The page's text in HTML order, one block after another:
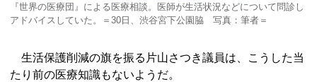
『世界の医療団』による医療相談。医師が生活状況などについて問診し
アドバイスしていた。＝30日、渋谷宮下公園脇 写真：筆者＝
生活保護削減の旗を振る片山さつき議員は、こうした当
たり前の医療知識もないようだ。